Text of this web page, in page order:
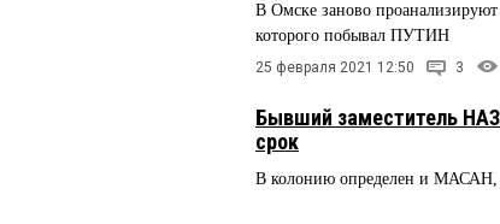
В Омске заново
которого побывал ПУТИН
25 февраля 2021 12:50 3
Бывший заместитель
срок
В колонию определен и МАСАН,